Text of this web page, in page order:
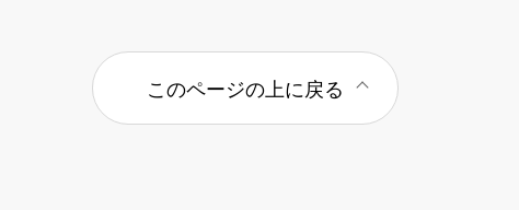
このページの上に戻る